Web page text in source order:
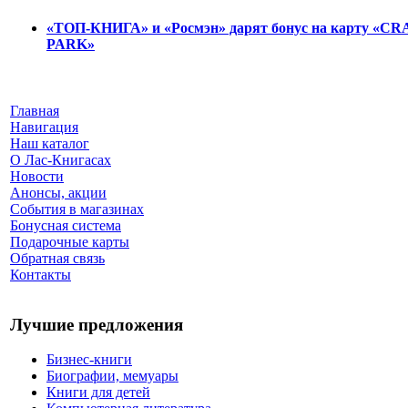
«ТОП-КНИГА» и «Росмэн» дарят бонус на карту
PARK»
Главная
Навигация
Наш каталог
О Лас-Книгасах
Новости
Анонсы, акции
События в магазинах
Бонусная система
Подарочные карты
Обратная связь
Контакты
Лучшие предложения
Бизнес-книги
Биографии, мемуары
Книги для детей